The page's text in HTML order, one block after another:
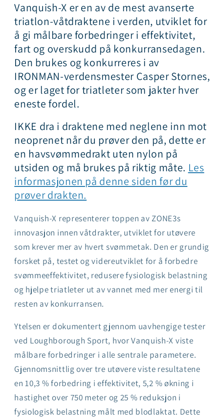
Vanquish-X er en av de mest avanserte
triatlon-våtdraktene i verden, utviklet for
å gi målbare forbedringer i effektivitet,
fart og overskudd på konkurransedagen.
Den brukes og konkurreres i av
IRONMAN-verdensmester Casper Stornes,
og er laget for triatleter som jakter hver
eneste fordel.
IKKE dra i draktene med neglene inn mot
neoprenet når du prøver den på, dette er
en havsvømmedrakt uten nylon på
utsiden og må brukes på riktig måte. Les
informasjonen på denne siden før du
prøver drakten.
Vanquish-X representerer toppen av ZONE3s
innovasjon innen våtdrakter, utviklet for utøvere
som krever mer av hvert svømmetak. Den er grundig
forsket på, testet og videreutviklet for å forbedre
svømmeeffektivitet, redusere fysiologisk belastning
og hjelpe triatleter ut av vannet med mer energi til
resten av konkurransen.
Ytelsen er dokumentert gjennom uavhengige tester
ved Loughborough Sport, hvor Vanquish-X viste
målbare forbedringer i alle sentrale parametere.
Gjennomsnittlig over tre utøvere viste resultatene
en 10,3 % forbedring i effektivitet, 5,2 % økning i
hastighet over 750 meter og 25 % reduksjon i
fysiologisk belastning målt med blodlaktat. Dette